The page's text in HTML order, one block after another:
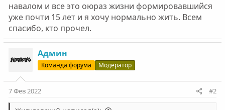
навалом и все это оюраз жизни формировавшийся
уже почти 15 лет и я хочу нормально жить. Всем
спасибо, кто прочел.
Админ
Команда форума Модератор
7 Фев 2022 #2